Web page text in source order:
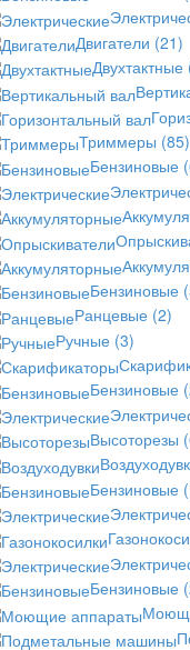
Двигатели (21)
Двухтактные
Триммеры (85)
Бензиновые
Бензиновые
Ранцевые (2)
Ручные (3)
Бензиновые
Высоторезы
Бензиновые
Бензиновые